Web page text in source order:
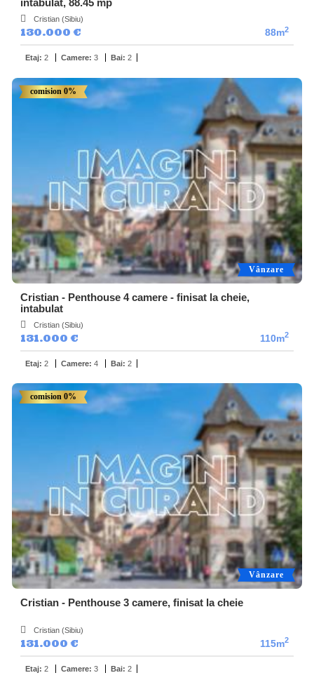
intabulat, 88.45 mp
Cristian (Sibiu)
130.000 € 88m2
Etaj: 2 Camere: 3 Bai: 2
Vânzare
comision 0%
Cristian - Penthouse 4 camere - finisat la cheie,
intabulat
Cristian (Sibiu)
131.000 € 110m2
Etaj: 2 Camere: 4 Bai: 2
Vânzare
comision 0%
Cristian - Penthouse 3 camere, finisat la cheie
Cristian (Sibiu)
131.000 € 115m2
Etaj: 2 Camere: 3 Bai: 2